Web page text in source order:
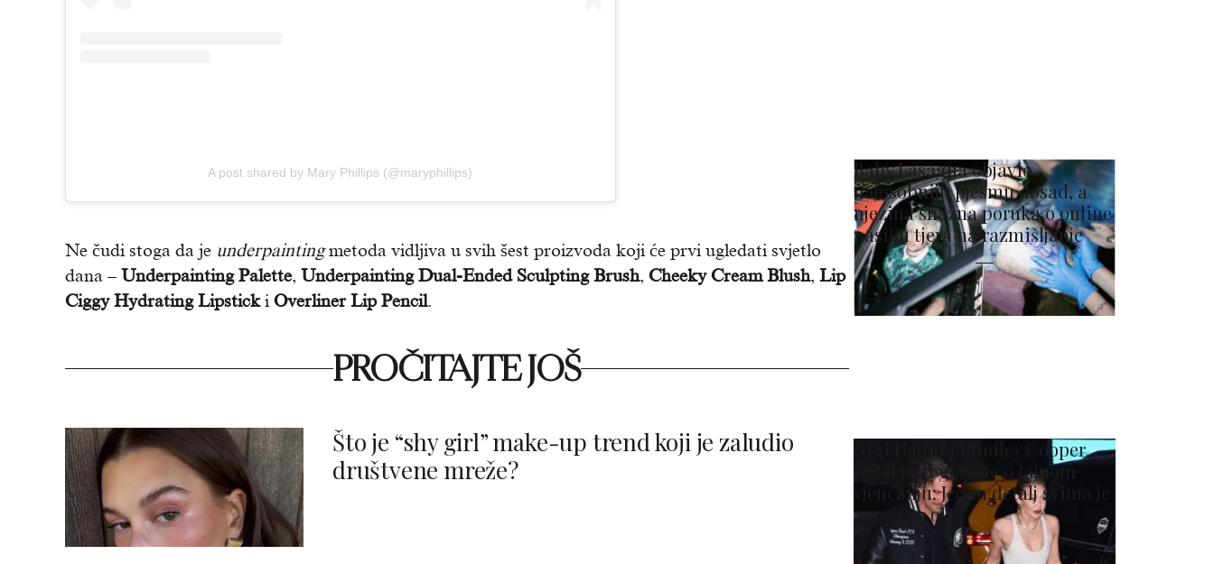
A post shared by Mary Phillips (@maryphillips)
Ne čudi stoga da je underpaintingmetoda vidljiva u svih šest proizvoda koji će prvi ugledati svjetlo
dana – Underpainting Palette, Underpainting Dual-Ended Sculpting Brush, Cheeky Cream Blush, Lip
Ciggy Hydrating Lipsticki Overliner Lip Pencil.
PROČITAJTE JOŠ
Što je “shy girl” make-up trend koji je zaludio
društvene mreže?
Baby Lasagna objavio
najosobniju pjesmu dosad, a
njezina snažna poruka o online
nasilju tjera na razmišljanje
Gigi Hadid i Bradley Cooper
potaknuli glasine o tajnom
vjenčanju: Jedan detalj svima je
zapeo za oko